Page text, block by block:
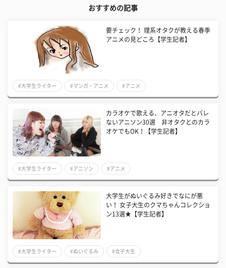
おすすめの記事
要チェック！ 理系オタクが教える春季
アニメの見どころ【学生記者】
#大学生ライター #マンガ・アニメ #アニメ
カラオケで歌える、アニオタだとバレ
ないアニソン30選 非オタクとのカラ
オケでもOK！【学生記者】
#大学生ライター #アニソン #アニメ
​大学生がぬいぐるみ好きでなにが悪
い！ 女子大生のクマちゃんコレクショ
ン13選★【学生記者】
#大学生ライター #ぬいぐるみ #女子大生